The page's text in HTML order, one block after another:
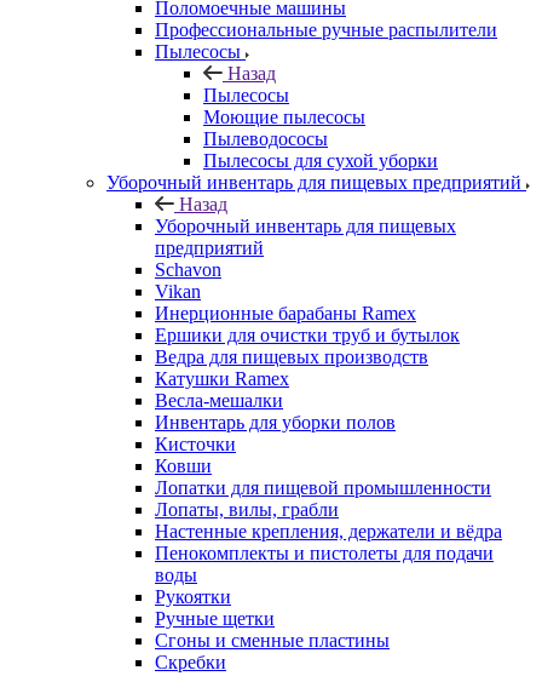
Поломоечные машины
Профессиональные ручные распылители
Пылесосы
Назад
Пылесосы
Моющие пылесосы
Пылеводососы
Пылесосы для сухой уборки
Уборочный инвентарь для пищевых предприятий
Назад
Уборочный инвентарь для пищевых
предприятий
Schavon
Vikan
Инерционные барабаны Ramex
Ершики для очистки труб и бутылок
Ведра для пищевых производств
Катушки Ramex
Весла-мешалки
Инвентарь для уборки полов
Кисточки
Ковши
Лопатки для пищевой промышленности
Лопаты, вилы, грабли
Настенные крепления, держатели и вёдра
Пенокомплекты и пистолеты для подачи
воды
Рукоятки
Ручные щетки
Сгоны и сменные пластины
Скребки